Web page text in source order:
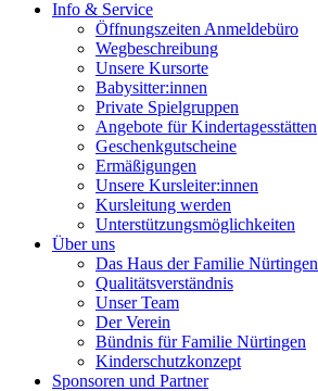
Info & Service
Öffnungszeiten Anmeldebüro
Wegbeschreibung
Unsere Kursorte
Babysitter:innen
Private Spielgruppen
Angebote für Kindertagesstätten
Geschenkgutscheine
Ermäßigungen
Unsere Kursleiter:innen
Kursleitung werden
Unterstützungsmöglichkeiten
Über uns
Das Haus der Familie Nürtingen
Qualitätsverständnis
Unser Team
Der Verein
Bündnis für Familie Nürtingen
Kinderschutzkonzept
Sponsoren und Partner